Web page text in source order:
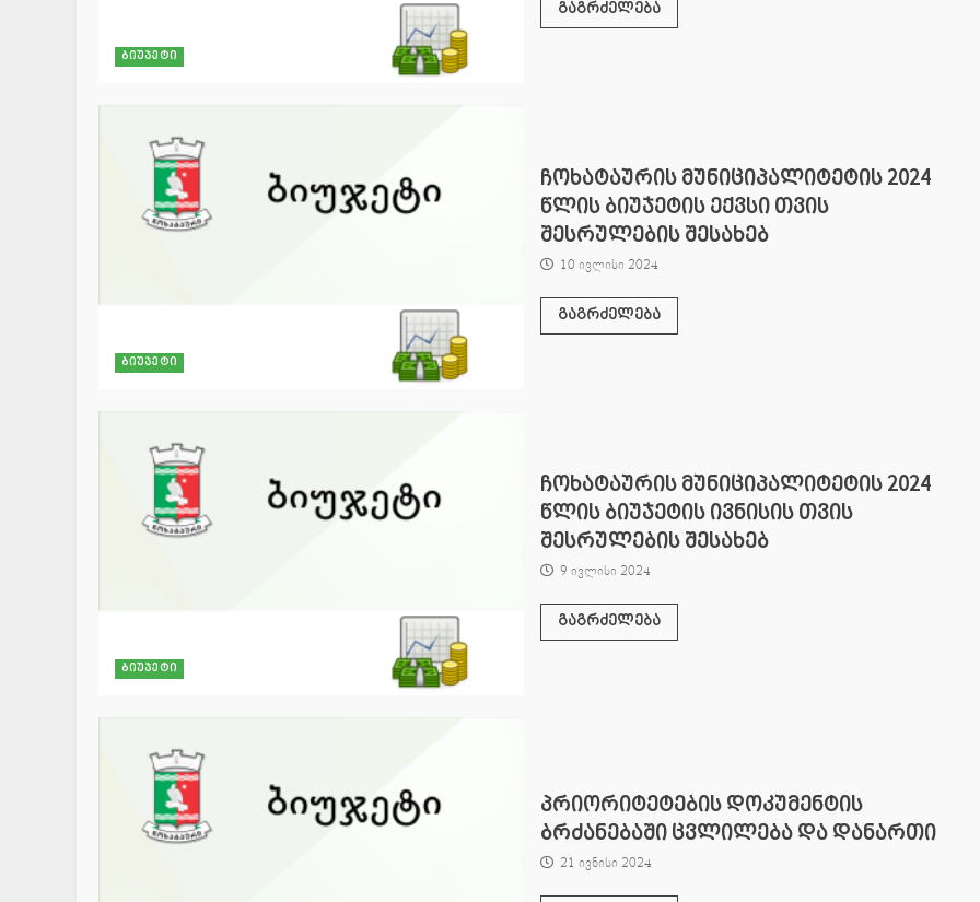
ბიუჯეტი
გაგრძელება
ბიუჯეტი
ჩოხატაურის მუნიციპალიტეტის 2024
წლის ბიუჯეტის ექვსი თვის
შესრულების შესახებ
10 ივლისი 2024
გაგრძელება
ბიუჯეტი
ჩოხატაურის მუნიციპალიტეტის 2024
წლის ბიუჯეტის ივნისის თვის
შესრულების შესახებ
9 ივლისი 2024
გაგრძელება
პრიორიტეტების დოკუმენტის
ბრძანებაში ცვლილება და დანართი
21 ივნისი 2024